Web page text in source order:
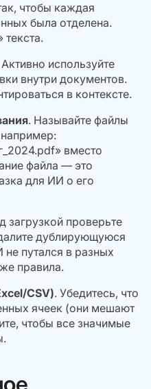
чтобы каждая
была отделена.
текста.
Активно используйте
внутри документов.
в контексте.
. Называйте файлы
вместо
файла — это
для ИИ о его
загрузкой проверьте
дублирующуюся
путался в разных
правила.
CSV). Убедитесь, что
ячеек (они мешают
чтобы все значимые